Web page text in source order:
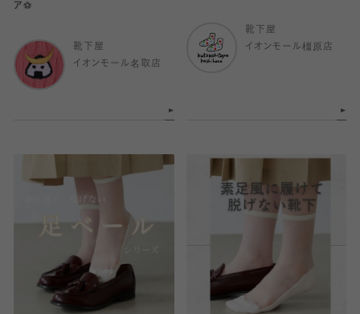
ア⚽️
靴下屋
イオンモール名取店
靴下屋
イオンモール橿原店